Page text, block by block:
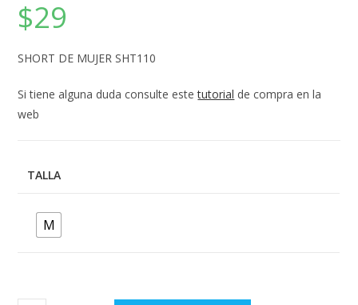
$29
SHORT DE MUJER SHT110
Si tiene alguna duda consulte estetutorial de compra en la
web
TALLA
M